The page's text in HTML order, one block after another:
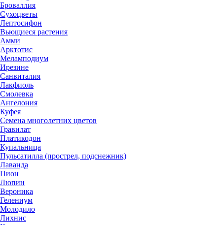
Броваллия
Сухоцветы
Лептосифон
Вьющиеся растения
Амми
Арктотис
Меламподиум
Ирезине
Санвиталия
Лакфиоль
Смолевка
Ангелония
Куфея
Семена многолетних цветов
Гравилат
Платикодон
Купальница
Пульсатилла (прострел, подснежник)
Лаванда
Пион
Люпин
Вероника
Гелениум
Молодило
Лихнис